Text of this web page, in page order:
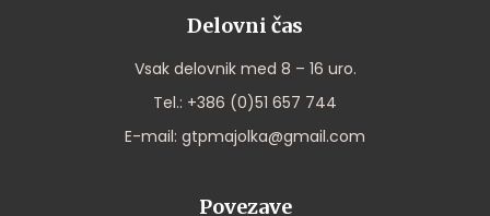
Delovni čas
Vsak delovnik med 8 – 16 uro.
Tel.: +386 (0)51 657 744
E-mail: gtpmajolka@gmail.com
Povezave